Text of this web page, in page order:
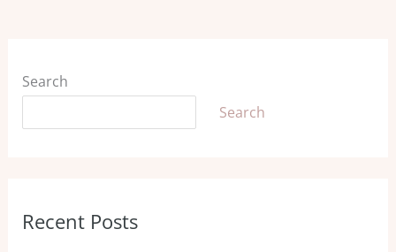
Search
Search
Recent Posts